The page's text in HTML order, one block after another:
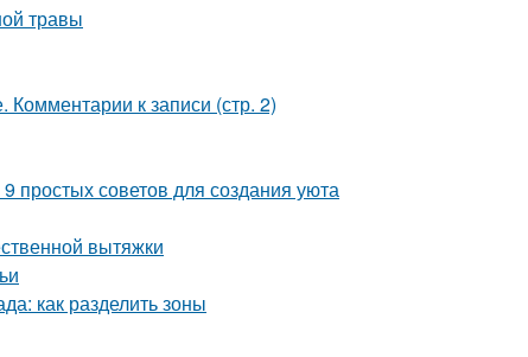
травы
к записи (стр. 2)
простых советов для создания уюта
вытяжки
как разделить зоны